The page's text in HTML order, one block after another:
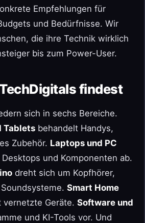
Empfehlungen für
und Bedürfnisse. Wir
die ihre Technik wirklich
bis zum Power-User.
findest
sich in sechs Bereiche.
Tablets behandelt Handys,
Zubehör. Laptops und PC
und Komponenten ab.
dreht sich um Kopfhörer,
Smart Home
vernetzte Geräte. Software und
und KI-Tools vor. Und